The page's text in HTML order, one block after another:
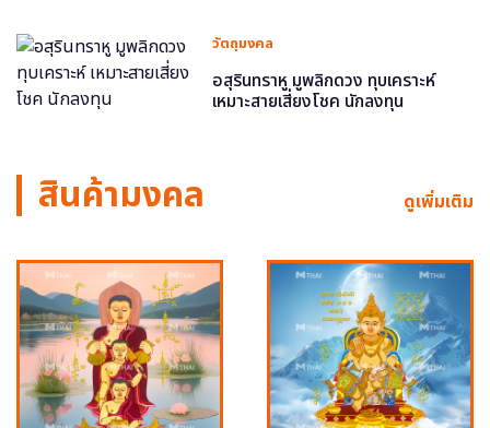
วัตถุมงคล
อสุรินทราหู มูพลิกดวง ทุบเคราะห์
เหมาะสายเสี่ยงโชค นักลงทุน
สินค้ามงคล ดูเพิ่มเติม